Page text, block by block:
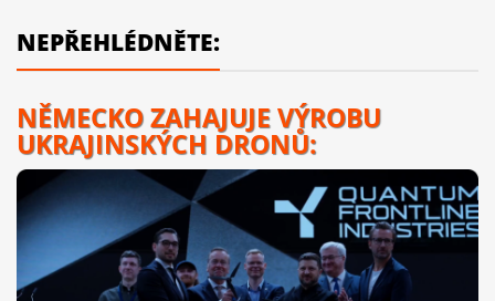
NEPŘEHLÉDNĚTE:
NĚMECKO ZAHAJUJE VÝROBU
UKRAJINSKÝCH DRONŮ: